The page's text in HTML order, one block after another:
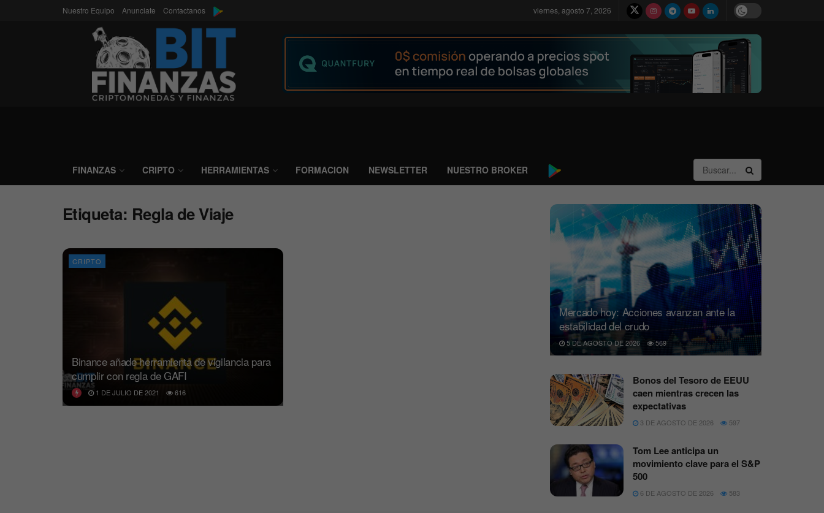
Nuestro Equipo Anunciate Contactanos viernes, agosto 7, 2026
FINANZAS CRIPTO HERRAMIENTAS FORMACION NEWSLETTER NUESTRO BROKER
Etiqueta: Regla de Viaje
CRIPTO
Binance añade herramienta de vigilancia para
cumplir con regla de GAFI
1 DE JULIO DE 2021 616
Mercado hoy: Acciones avanzan ante la
estabilidad del crudo
5 DE AGOSTO DE 2026 569
Bonos del Tesoro de EEUU
caen mientras crecen las
expectativas
3 DE AGOSTO DE 2026 597
Tom Lee anticipa un
movimiento clave para el S&P
500
6 DE AGOSTO DE 2026 583